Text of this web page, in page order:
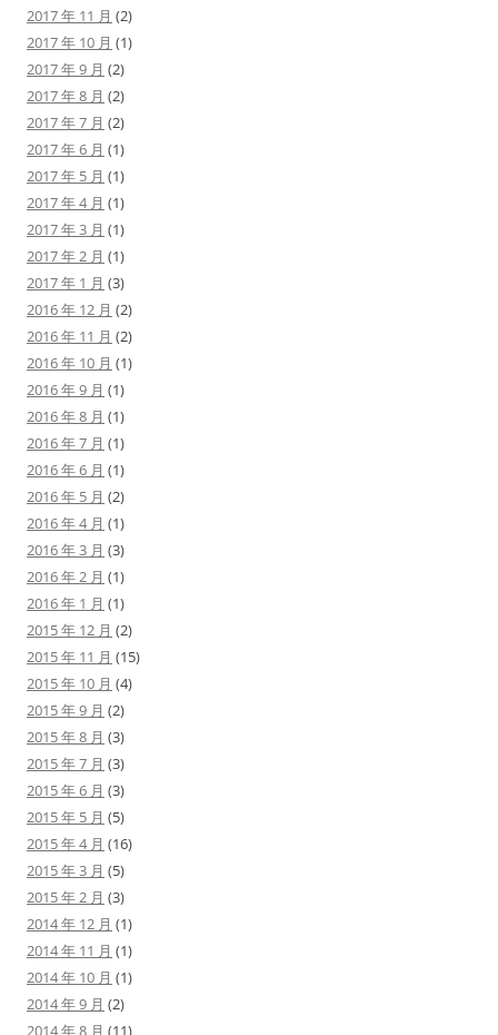
2017 年 11 月 (2)
2017 年 10 月 (1)
2017 年 9 月 (2)
2017 年 8 月 (2)
2017 年 7 月 (2)
2017 年 6 月 (1)
2017 年 5 月 (1)
2017 年 4 月 (1)
2017 年 3 月 (1)
2017 年 2 月 (1)
2017 年 1 月 (3)
2016 年 12 月 (2)
2016 年 11 月 (2)
2016 年 10 月 (1)
2016 年 9 月 (1)
2016 年 8 月 (1)
2016 年 7 月 (1)
2016 年 6 月 (1)
2016 年 5 月 (2)
2016 年 4 月 (1)
2016 年 3 月 (3)
2016 年 2 月 (1)
2016 年 1 月 (1)
2015 年 12 月 (2)
2015 年 11 月 (15)
2015 年 10 月 (4)
2015 年 9 月 (2)
2015 年 8 月 (3)
2015 年 7 月 (3)
2015 年 6 月 (3)
2015 年 5 月 (5)
2015 年 4 月 (16)
2015 年 3 月 (5)
2015 年 2 月 (3)
2014 年 12 月 (1)
2014 年 11 月 (1)
2014 年 10 月 (1)
2014 年 9 月 (2)
2014 年 8 月 (11)